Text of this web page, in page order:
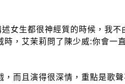
女生都很神經質的時候，我不
，艾茉莉問了陳少威:你會一
而且演得很深情，重點是歌